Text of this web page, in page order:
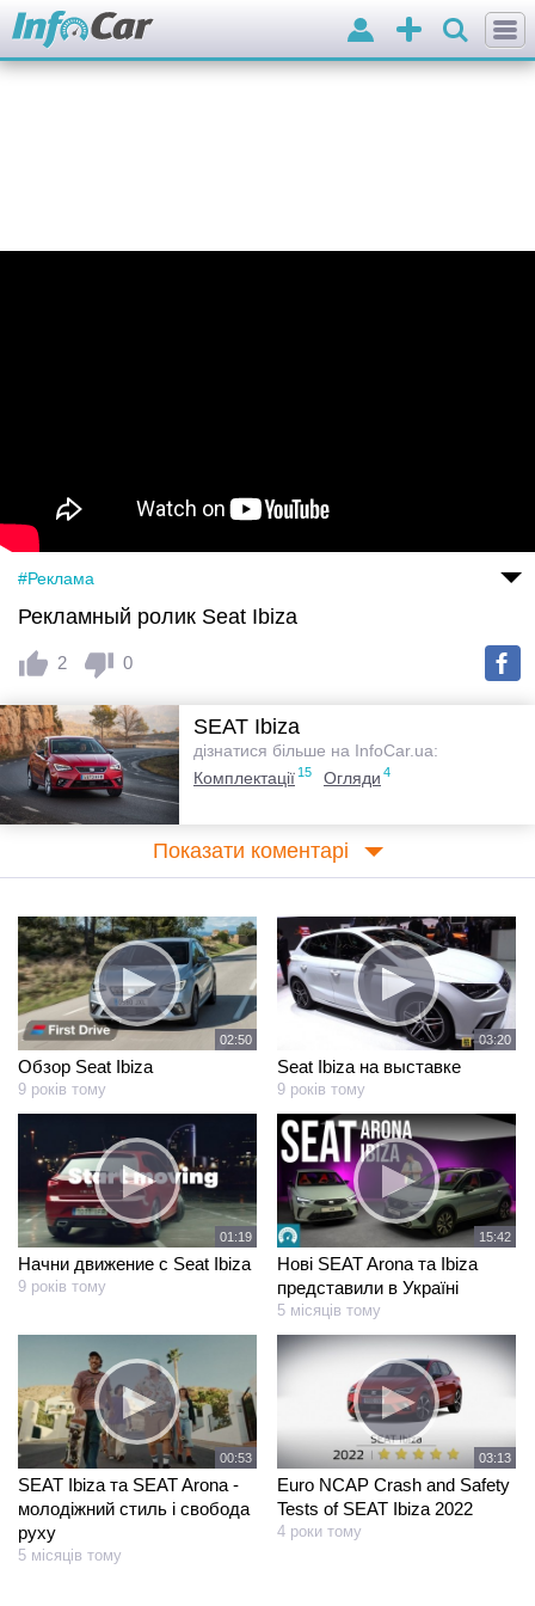
Додати
оголошення
Вхід
#Реклама
Рекламный ролик Seat Ibiza
2 0
SEAT Ibiza
дізнатися більше на InfoCar.ua:
Комплектації15 Огляди 4
Показати коментарі
02:50
Обзор Seat Ibiza
9 років тому
03:20
Seat Ibiza на выставке
9 років тому
01:19
Начни движение с Seat Ibiza
9 років тому
15:42
Нові SEAT Arona та Ibiza
представили в Україні
5 місяців тому
00:53
SEAT Ibiza та SEAT Arona -
молодіжний стиль і свобода
руху
5 місяців тому
03:13
Euro NCAP Crash and Safety
Tests of SEAT Ibiza 2022
4 роки тому